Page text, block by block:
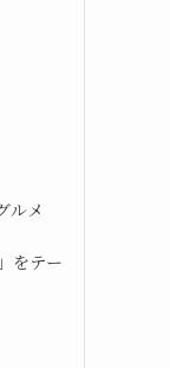
ルメ
をテー